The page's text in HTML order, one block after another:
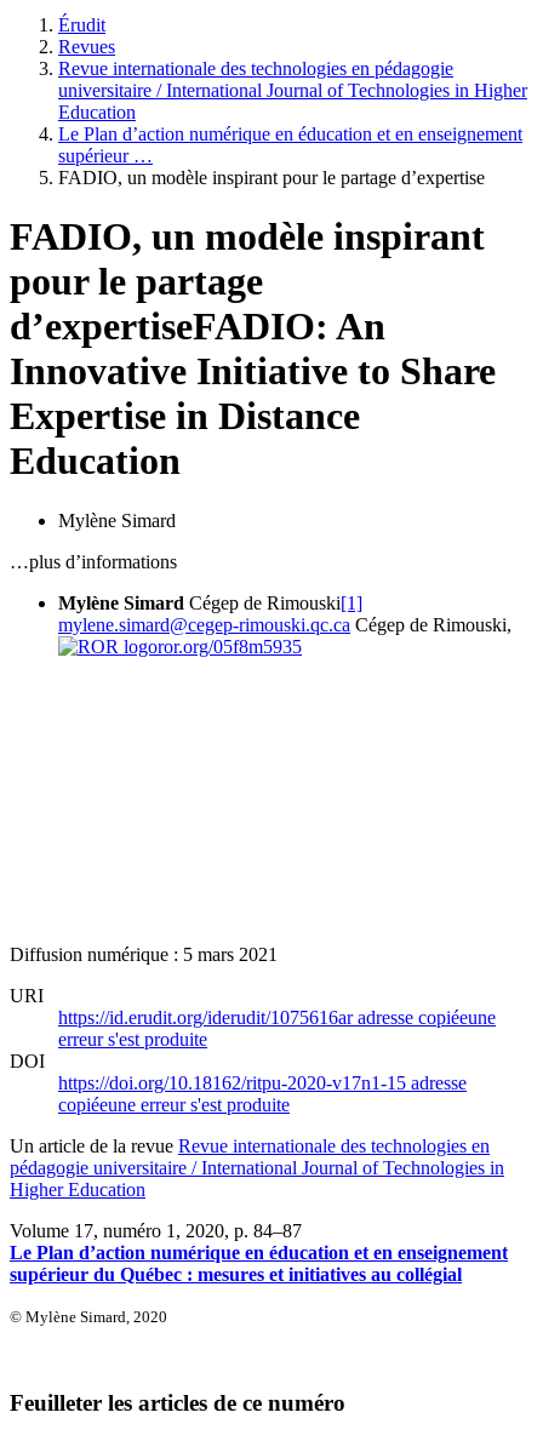
Érudit
Revues
Revue internationale des technologies en pédagogie
universitaire / International Journal of Technologies in Higher
Education
Le Plan d’action numérique en éducation et en enseignement
supérieur …
FADIO, un modèle inspirant pour le partage d’expertise
FADIO, un modèle inspirant
pour le partage
d’expertiseFADIO: An
Innovative Initiative to Share
Expertise in Distance
Education
Mylène Simard
…plus d’informations
Mylène Simard Cégep de Rimouski[1]
mylene.simard@cegep-rimouski.qc.ca Cégep de Rimouski,
ror.org/05f8m5935
Diffusion numérique : 5 mars 2021
URI
https://id.erudit.org/iderudit/1075616aradresse copiéeune
erreur s'est produite
DOI
https://doi.org/10.18162/ritpu-2020-v17n1-15 adresse
copiéeune erreur s'est produite
Un article de la revue Revue internationale des technologies en
pédagogie universitaire / International Journal of Technologies in
Higher Education
Volume 17, numéro 1, 2020, p. 84–87
Le Plan d’action numérique en éducation et en enseignement
supérieur du Québec : mesures et initiatives au collégial
© Mylène Simard, 2020
Feuilleter les articles de ce numéro